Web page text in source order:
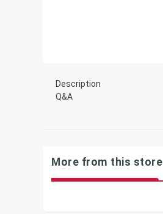
Description
Q&A
More from this store